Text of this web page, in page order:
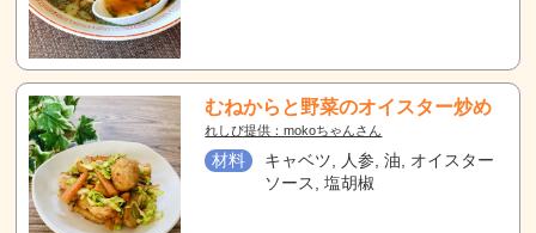
むねからと野菜のオイスター炒め
れしぴ提供：mokoちゃんさん
材料
キャベツ, 人参, 油, オイスター
ソース, 塩胡椒